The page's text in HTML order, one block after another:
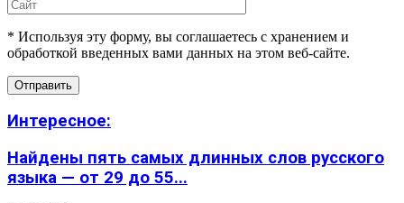
* Используя эту форму, вы соглашаетесь с хранением и
обработкой введенных вами данных на этом веб-сайте.
Интересное:
Найдены пять самых длинных слов русского
языка — от 29 до 55...